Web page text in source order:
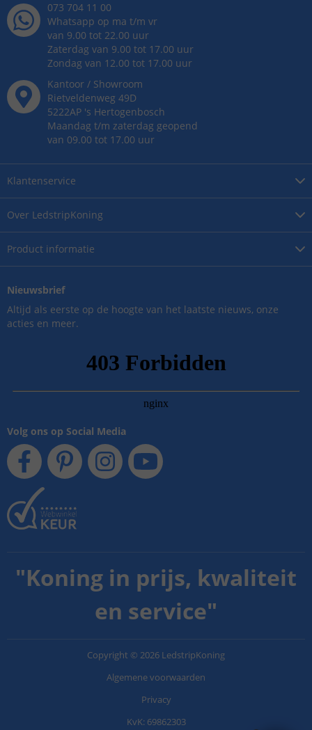
Over LedstripKoning
Product informatie
Klantenservice
073 704 11 00
Whatsapp op ma t/m vr
van 9.00 tot 22.00 uur
Zaterdag van 9.00 tot 17.00 uur
Zondag van 12.00 tot 17.00 uur
Kantoor / Showroom
Rietveldenweg 49D
5222AP 's Hertogenbosch
Maandag t/m zaterdag geopend
van 09.00 tot 17.00 uur
Nieuwsbrief
Altijd als eerste op de hoogte van het laatste nieuws, onze
acties en meer.
Volg ons op Social Media
"Koning in prijs, kwaliteit
en service"
Copyright © 2026 LedstripKoning
Algemene voorwaarden
Privacy
KvK: 69862303